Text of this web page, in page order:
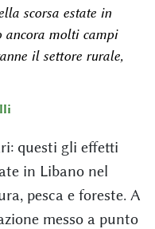
scorsa estate in
ancora molti campi
il settore rurale,
questi gli effetti
in Libano nel
pesca e foreste. A
messo a punto